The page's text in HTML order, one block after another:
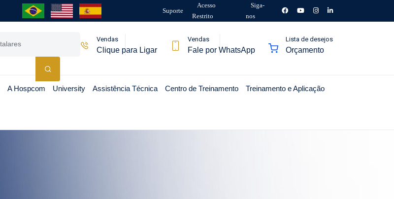
Suporte
Acesso
Restrito
Siga-
nos
Vendas
Clique para Ligar
Vendas
Fale por WhatsApp
Lista de desejos
Orçamento
A Hospcom University Assistência Técnica Centro de Treinamento Treinamento e Aplicação